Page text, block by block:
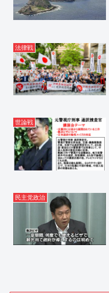
法律戦
世論戦
民主党政治